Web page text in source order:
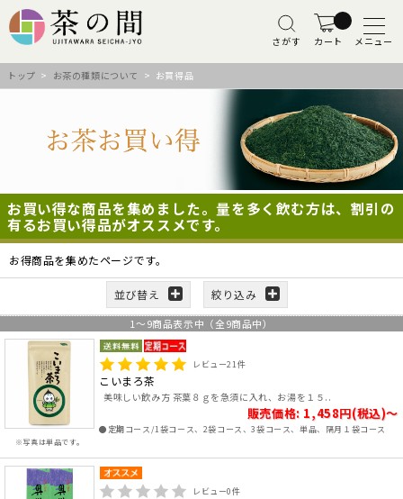
さがす カート メニュー
トップ > お茶の種類について > お買得品
お買い得な商品を集めました。量を多く飲む方は、割引の
有るお買い得品がオススメです。
お得商品を集めたページです。
並び替え 絞り込み
1 ～9商品表示中（全9商品中）
※写真は単品です。
レビュー21件
こいまろ茶
美味しい飲み方 茶葉８ｇを急須に入れ、お湯を１５..
販売価格: 1,458円(税込)～
●定期コース/1袋コース、2袋コース、3袋コース、単品、隔月１袋コース
レビュー0件